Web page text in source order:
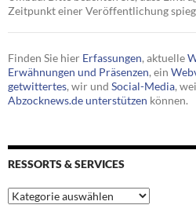
Zeitpunkt einer Veröffentlichung
Finden Sie hier Erfassungen, aktuelle
Erwähnungen und Präsenzen, ein
getwittertes, wir und Social-Media,
Abzocknews.de unterstützen können.
RESSORTS & SERVICES
Ressorts
&